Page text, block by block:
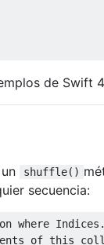
de Swift
shuffle()
secuencia:
where Indices .